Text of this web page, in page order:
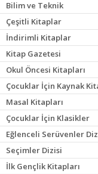
Bilim ve Teknik
Çeşitli Kitaplar
İndirimli Kitaplar
Kitap Gazetesi
Okul Öncesi Kitapları
Çocuklar İçin Kaynak
Masal Kitapları
Çocuklar İçin Klasikler
Eğlenceli Serüvenler
Seçimler Dizisi
İlk Gençlik Kitapları